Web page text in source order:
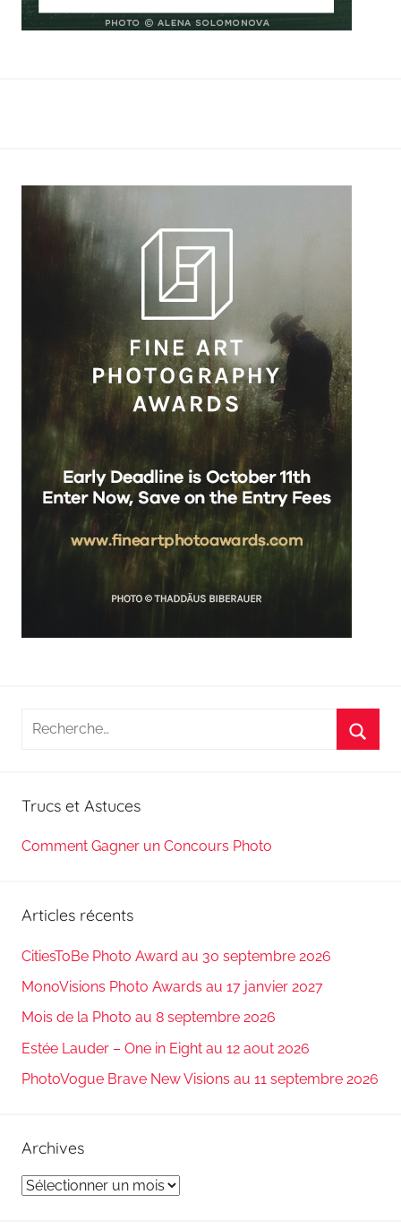
Recherche
Trucs et Astuces
Comment Gagner un Concours Photo
Articles récents
CitiesToBe Photo Award au 30 septembre 2026
MonoVisions Photo Awards au 17 janvier 2027
Mois de la Photo au 8 septembre 2026
Estée Lauder – One in Eight au 12 aout 2026
PhotoVogue Brave New Visions au 11 septembre 2026
Archives
Archives